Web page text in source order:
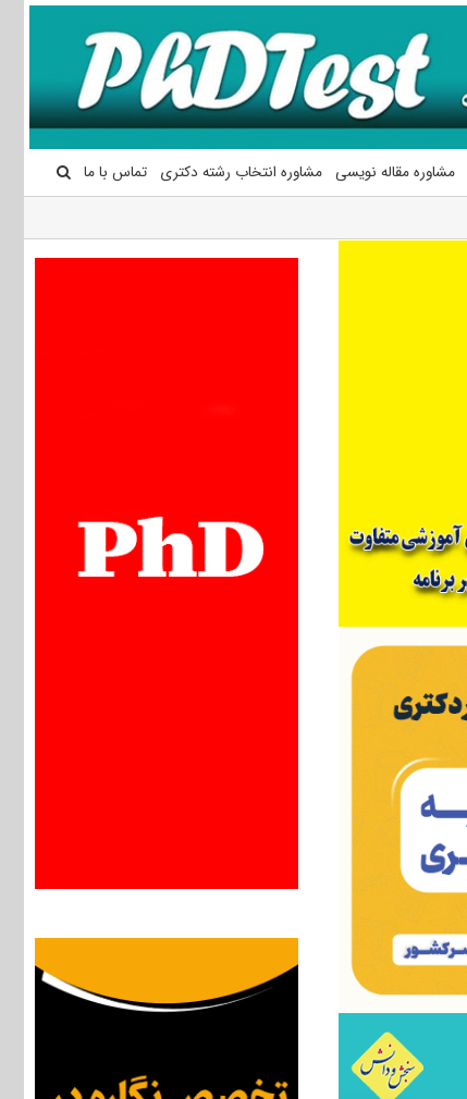
مشاوره مقاله نویسی مشاوره انتخاب رشته دکتری تماس با ما